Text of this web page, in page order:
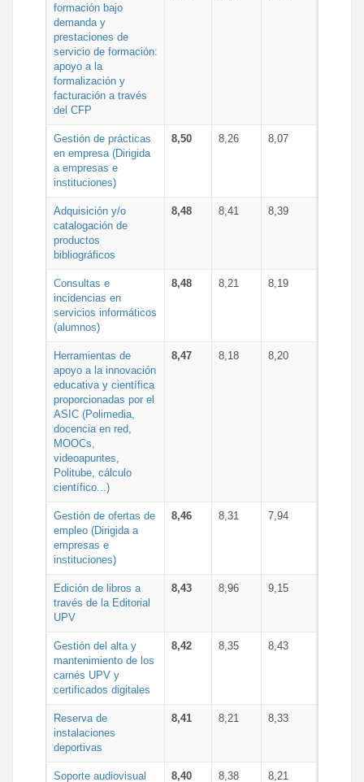
formación bajo
demanda y
prestaciones de
servicio de formación:
apoyo a la
formalización y
facturación a través
del CFP
Gestión de prácticas
en empresa (Dirigida
a empresas e
instituciones)
8,50 8,26 8,07
Adquisición y/o
catalogación de
productos
bibliográficos
8,48 8,41 8,39
Consultas e
incidencias en
servicios informáticos
(alumnos)
8,48 8,21 8,19
Herramientas de
apoyo a la innovación
educativa y científica
proporcionadas por el
ASIC (Polimedia,
docencia en red,
MOOCs,
videoapuntes,
Politube, cálculo
científico...)
8,47 8,18 8,20
Gestión de ofertas de
empleo (Dirigida a
empresas e
instituciones)
8,46 8,31 7,94
Edición de libros a
través de la Editorial
UPV
8,43 8,96 9,15
Gestión del alta y
mantenimiento de los
carnés UPV y
certificados digitales
8,42 8,35 8,43
Reserva de
instalaciones
deportivas
8,41 8,21 8,33
Soporte audiovisual
8,40 8,38 8,21